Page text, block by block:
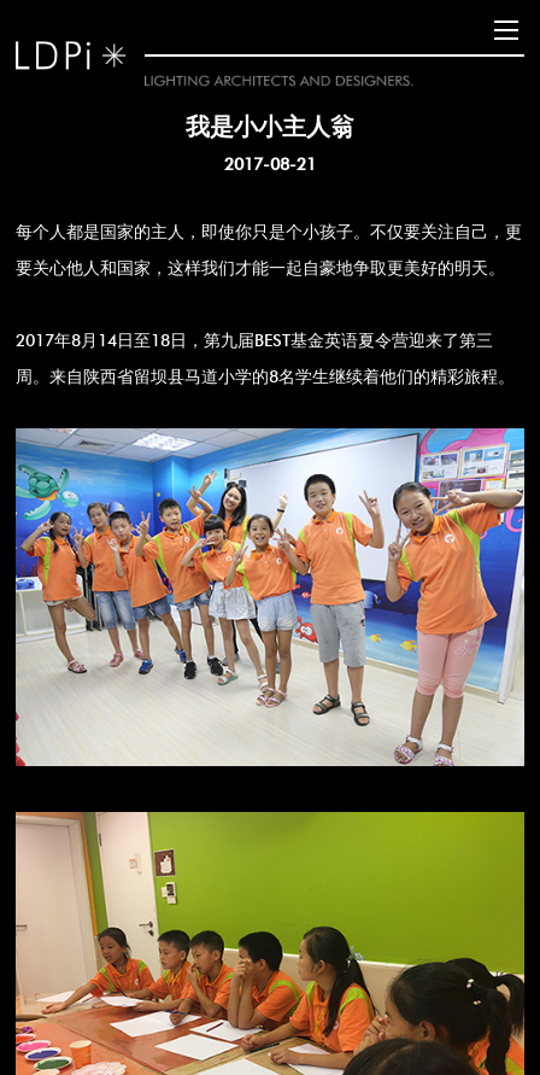
我是小小主人翁
2017-08-21
每个人都是国家的主人，即使你只是个小孩子。不仅要关注自己，更
要关心他人和国家，这样我们才能一起自豪地争取更美好的明天。
2017年8月14日至18日，第九届BEST基金英语夏令营迎来了第三
周。来自陕西省留坝县马道小学的8名学生继续着他们的精彩旅程。